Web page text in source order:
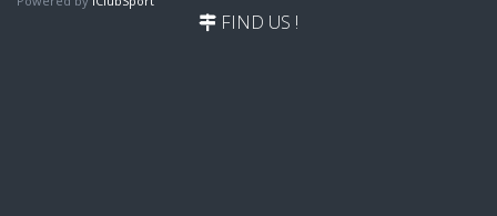
FIND US !